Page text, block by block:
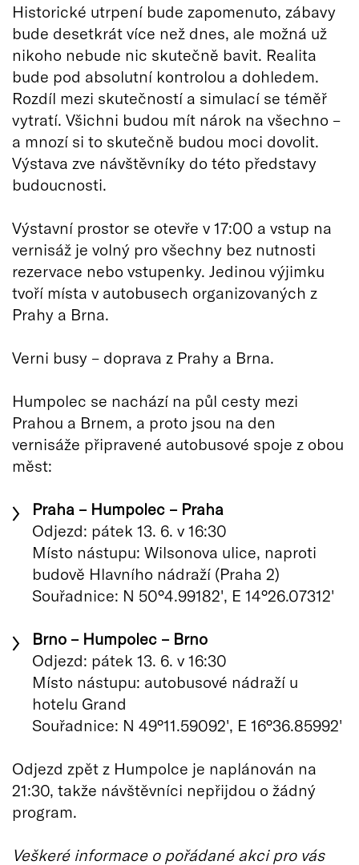
Historické utrpení bude zapomenuto, zábavy
bude desetkrát více než dnes, ale možná už
nikoho nebude nic skutečně bavit. Realita
bude pod absolutní kontrolou a dohledem.
Rozdíl mezi skutečností a simulací se téměř
vytratí. Všichni budou mít nárok na všechno –
a mnozí si to skutečně budou moci dovolit.
Výstava zve návštěvníky do této představy
budoucnosti.
Výstavní prostor se otevře v 17:00 a vstup na
vernisáž je volný pro všechny bez nutnosti
rezervace nebo vstupenky. Jedinou výjimku
tvoří místa v autobusech organizovaných z
Prahy a Brna.
Verni busy – doprava z Prahy a Brna.
Humpolec se nachází na půl cesty mezi
Prahou a Brnem, a proto jsou na den
vernisáže připravené autobusové spoje z obou
měst:
Praha – Humpolec – Praha
Odjezd: pátek 13. 6. v 16:30
Místo nástupu: Wilsonova ulice, naproti
budově Hlavního nádraží (Praha 2)
Souřadnice: N 50°4.99182', E 14°26.07312'
Brno – Humpolec – Brno
Odjezd: pátek 13. 6. v 16:30
Místo nástupu: autobusové nádraží u
hotelu Grand
Souřadnice: N 49°11.59092', E 16°36.85992'
Odjezd zpět z Humpolce je naplánován na
21:30, takže návštěvníci nepřijdou o žádný
program.
Veškeré informace o pořádané akci pro vás